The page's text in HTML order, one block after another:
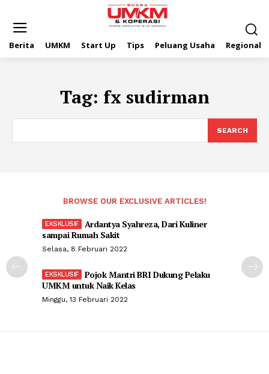
Berita UMKM Start Up Tips Peluang Usaha Regional
Tag: fx sudirman
SEARCH
BROWSE OUR EXCLUSIVE ARTICLES!
Ardantya Syahreza, Dari Kuliner
sampai Rumah Sakit
Selasa, 8 Februari 2022
Pojok Mantri BRI Dukung Pelaku
UMKM untuk Naik Kelas
Minggu, 13 Februari 2022